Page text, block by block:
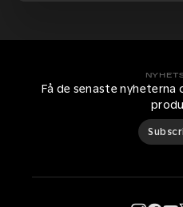
Få de senaste nyheterna